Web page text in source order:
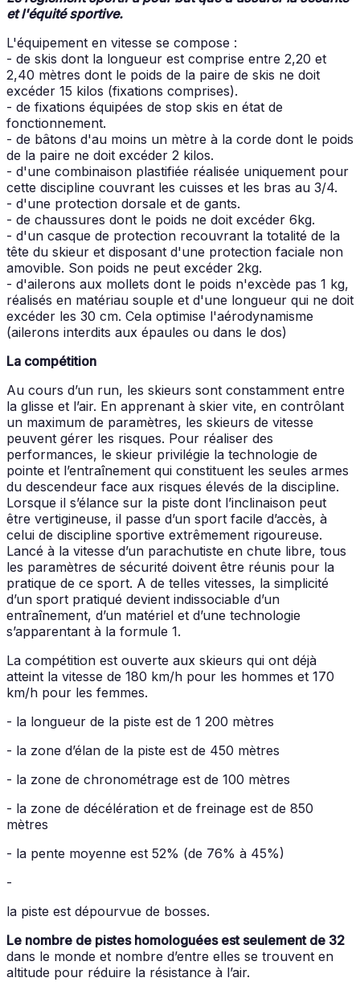
et l'équité sportive.
L'équipement en vitesse se compose :
- de skis dont la longueur est comprise entre 2,20 et
2,40 mètres dont le poids de la paire de skis ne doit
excéder 15 kilos (fixations comprises).
- de fixations équipées de stop skis en état de
fonctionnement.
- de bâtons d'au moins un mètre à la corde dont le poids
de la paire ne doit excéder 2 kilos.
- d'une combinaison plastifiée réalisée uniquement pour
cette discipline couvrant les cuisses et les bras au 3/4.
- d'une protection dorsale et de gants.
- de chaussures dont le poids ne doit excéder 6kg.
- d'un casque de protection recouvrant la totalité de la
tête du skieur et disposant d'une protection faciale non
amovible. Son poids ne peut excéder 2kg.
- d'ailerons aux mollets dont le poids n'excède pas 1 kg,
réalisés en matériau souple et d'une longueur qui ne doit
excéder les 30 cm. Cela optimise l'aérodynamisme
(ailerons interdits aux épaules ou dans le dos)
La compétition
Au cours d’un run, les skieurs sont constamment entre
la glisse et l’air. En apprenant à skier vite, en contrôlant
un maximum de paramètres, les skieurs de vitesse
peuvent gérer les risques. Pour réaliser des
performances, le skieur privilégie la technologie de
pointe et l’entraînement qui constituent les seules armes
du descendeur face aux risques élevés de la discipline.
Lorsque il s’élance sur la piste dont l’inclinaison peut
être vertigineuse, il passe d’un sport facile d’accès, à
celui de discipline sportive extrêmement rigoureuse.
Lancé à la vitesse d’un parachutiste en chute libre, tous
les paramètres de sécurité doivent être réunis pour la
pratique de ce sport. A de telles vitesses, la simplicité
d’un sport pratiqué devient indissociable d’un
entraînement, d’un matériel et d’une technologie
s’apparentant à la formule 1.
La compétition est ouverte aux skieurs qui ont déjà
atteint la vitesse de 180 km/h pour les hommes et 170
km/h pour les femmes.
- la longueur de la piste est de 1 200 mètres
- la zone d’élan de la piste est de 450 mètres
- la zone de chronométrage est de 100 mètres
- la zone de décélération et de freinage est de 850
mètres
- la pente moyenne est 52% (de 76% à 45%)
-
la piste est dépourvue de bosses.
Le nombre de pistes homologuéesest seulement de 32
dans le monde et nombre d’entre elles se trouvent en
altitude pour réduire la résistance à l’air.